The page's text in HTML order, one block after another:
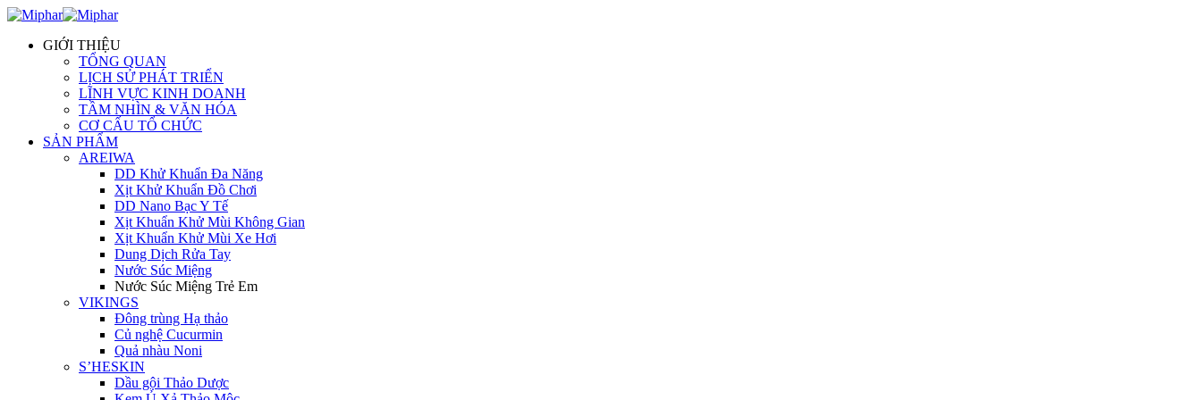
GIỚI THIỆU
TỔNG QUAN
LỊCH SỬ PHÁT TRIỂN
LĨNH VỰC KINH DOANH
TẦM NHÌN & VĂN HÓA
CƠ CẤU TỔ CHỨC
SẢN PHẨM
AREIWA
DD Khử Khuẩn Đa Năng
Xịt Khử Khuẩn Đồ Chơi
DD Nano Bạc Y Tế
Xịt Khuẩn Khử Mùi Không Gian
Xịt Khuẩn Khử Mùi Xe Hơi
Dung Dịch Rửa Tay
Nước Súc Miệng
Nước Súc Miệng Trẻ Em
VIKINGS
Đông trùng Hạ thảo
Củ nghệ Cucurmin
Quả nhàu Noni
S’HESKIN
Dầu gội Thảo Dược